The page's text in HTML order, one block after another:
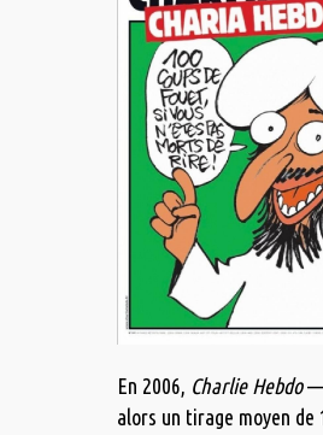
En 2006, Charlie Hebdo—
alors un tirage moyen de